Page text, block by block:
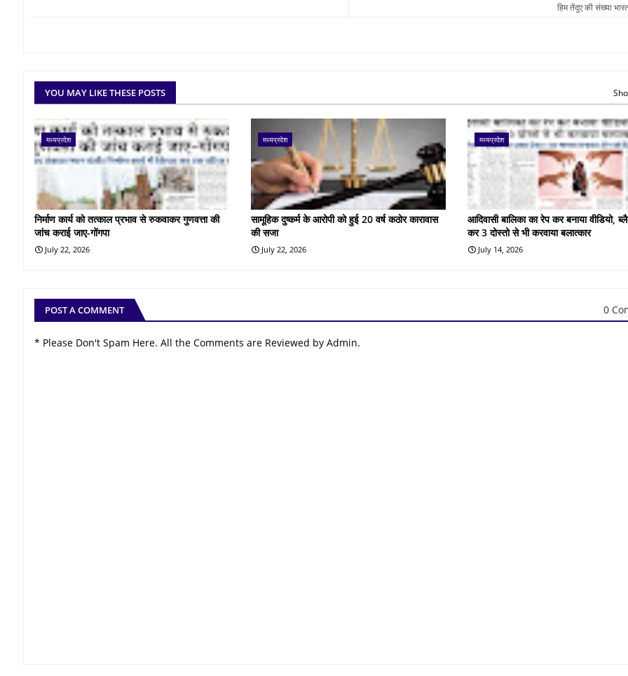
हिम तेंदुए की संख्‍या
YOU MAY LIKE THESE POSTS
मध्यप्रदेश
निर्माण कार्य को तत्काल प्रभाव से रुकवाकर गुणवत्ता की
जांच कराई जाए-गोंगपा
July 22, 2026
मध्यप्रदेश
सामूहिक दुष्कर्म के आरोपी को हुई 20 वर्ष कठोर कारावास
की सजा
July 22, 2026
मध्यप्रदेश
आदिवासी बालिका का रेप कर बनाया वीडियो,
कर 3 दोस्तो से भी करवाया बलात्कार
July 14, 2026
POST A COMMENT 0
* Please Don't Spam Here. All the Comments are Reviewed by Admin.